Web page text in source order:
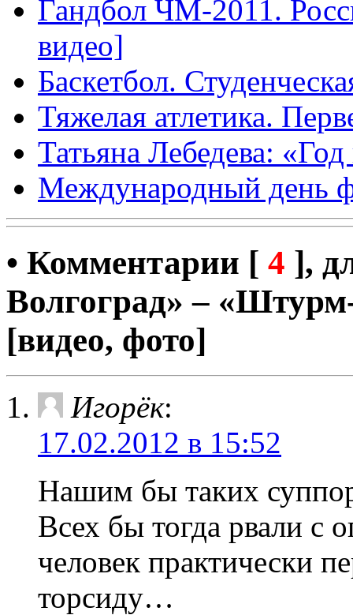
Гандбол ЧМ-2011.
видео]
Баскетбол.
Тяжелая атлетика.
Татьяна Лебедева:
Международный день
• Комментарии [ 4 ],
Волгоград» –
[видео, фото]
Игорёк:
17.02.2012 в 15:52
Нашим бы таких
Всех бы тогда рвали
человек практически
торсиду…